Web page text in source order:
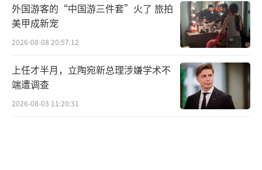
外国游客的“中国游三件套”火了 旅拍
美甲成新宠
2026-08-08 20:57:12
上任才半月，立陶宛新总理涉嫌学术不
端遭调查
2026-08-03 11:20:31